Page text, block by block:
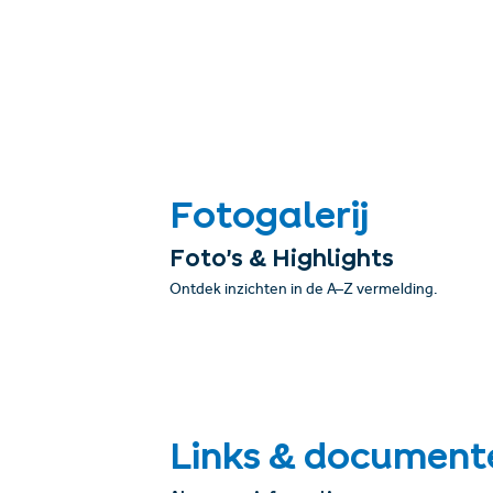
Fotogalerij
Foto’s & Highlights
Ontdek inzichten in de A–Z vermelding.
Links &